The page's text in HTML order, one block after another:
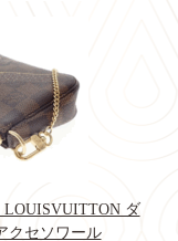
LOUISVUITTON ダ
クセソワール